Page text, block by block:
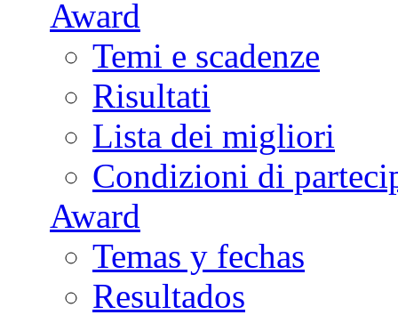
Award
Temi e scadenze
Risultati
Lista dei migliori
Condizioni di
Award
Temas y fechas
Resultados